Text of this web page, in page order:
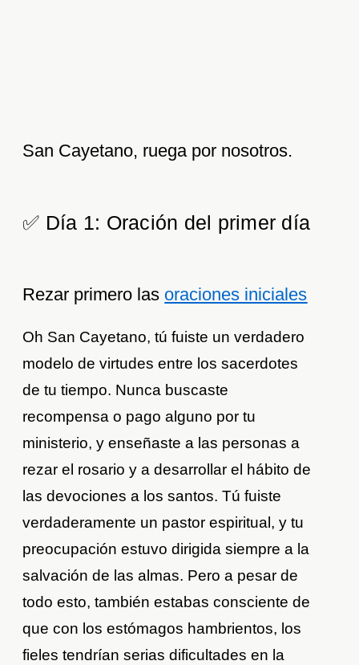
San Cayetano, ruega por nosotros.
✅ Día 1: Oración del primer día
Rezar primero las oraciones iniciales
Oh San Cayetano, tú fuiste un verdadero
modelo de virtudes entre los sacerdotes
de tu tiempo. Nunca buscaste
recompensa o pago alguno por tu
ministerio, y enseñaste a las personas a
rezar el rosario y a desarrollar el hábito de
las devociones a los santos. Tú fuiste
verdaderamente un pastor espiritual, y tu
preocupación estuvo dirigida siempre a la
salvación de las almas. Pero a pesar de
todo esto, también estabas consciente de
que con los estómagos hambrientos, los
fieles tendrían serias dificultades en la